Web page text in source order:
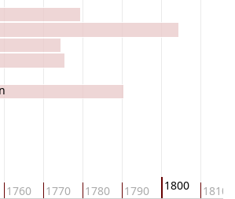
1760 1770 1780 1790 1800 1810